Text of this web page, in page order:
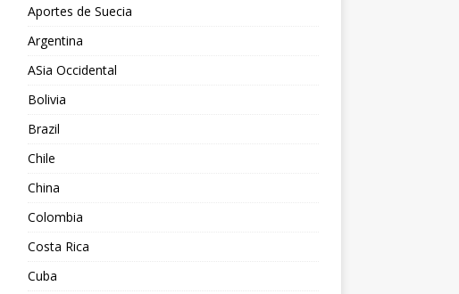
Aportes de Suecia
Argentina
ASia Occidental
Bolivia
Brazil
Chile
China
Colombia
Costa Rica
Cuba